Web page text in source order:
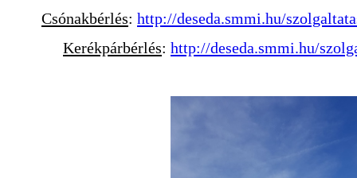
Csónakbérlés: http://deseda.smmi.hu/
Kerékpárbérlés: http://deseda.smmi.hu/